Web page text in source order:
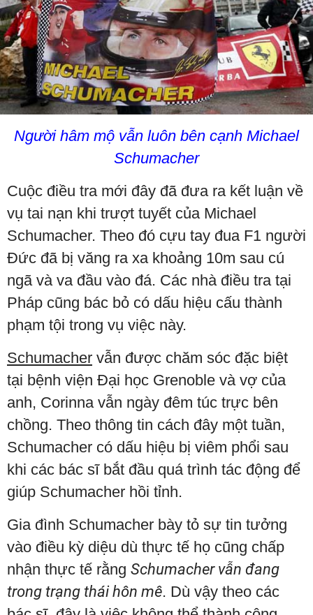
Người hâm mộ vẫn luôn bên cạnh Michael
Schumacher
Cuộc điều tra mới đây đã đưa ra kết luận về
vụ tai nạn khi trượt tuyết của Michael
Schumacher. Theo đó cựu tay đua F1 người
Đức đã bị văng ra xa khoảng 10m sau cú
ngã và va đầu vào đá. Các nhà điều tra tại
Pháp cũng bác bỏ có dấu hiệu cấu thành
phạm tội trong vụ việc này.
Schumacher vẫn được chăm sóc đặc biệt
tại bệnh viện Đại học Grenoble và vợ của
anh, Corinna vẫn ngày đêm túc trực bên
chồng. Theo thông tin cách đây một tuần,
Schumacher có dấu hiệu bị viêm phổi sau
khi các bác sĩ bắt đầu quá trình tác động để
giúp Schumacher hồi tỉnh.
Gia đình Schumacher bày tỏ sự tin tưởng
vào điều kỳ diệu dù thực tế họ cũng chấp
nhận thực tế rằng Schumacher vẫn đang
trong trạng thái hôn mê. Dù vậy theo các